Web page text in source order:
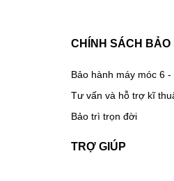
CHÍNH SÁCH BẢO
Bảo hành máy móc 6 -
Tư vấn và hỗ trợ kĩ
Bảo trì trọn đời
TRỢ GIÚP